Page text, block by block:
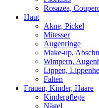
Rosazea,
Haut
Akne, Pickel
Mitesser
Augenringe
Make-up,
Wimpern,
Lippen,
Falten
Frauen, Kinder, Haare
Kinderpflege
Nägel